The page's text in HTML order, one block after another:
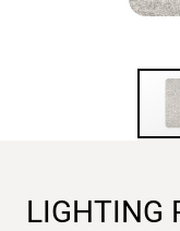
LIGHTING